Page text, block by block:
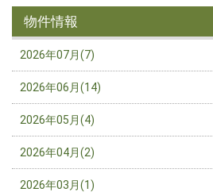
物件情報
2026年07月(7)
2026年06月(14)
2026年05月(4)
2026年04月(2)
2026年03月(1)